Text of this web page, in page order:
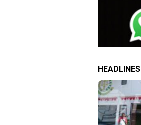
HEADLINES